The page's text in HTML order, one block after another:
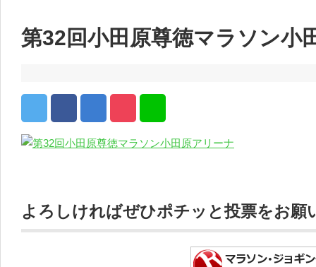
第32回小田原尊徳マラソン小
よろしければぜひポチッと投票をお願